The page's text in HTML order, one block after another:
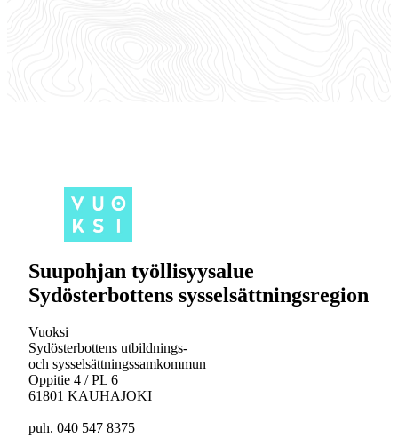
Suupohjan työllisyysalue
Sydösterbottens sysselsättningsregion
Vuoksi
Sydösterbottens utbildnings-
och sysselsättningssamkommun
Oppitie 4 / PL 6
61801 KAUHAJOKI
puh. 040 547 8375